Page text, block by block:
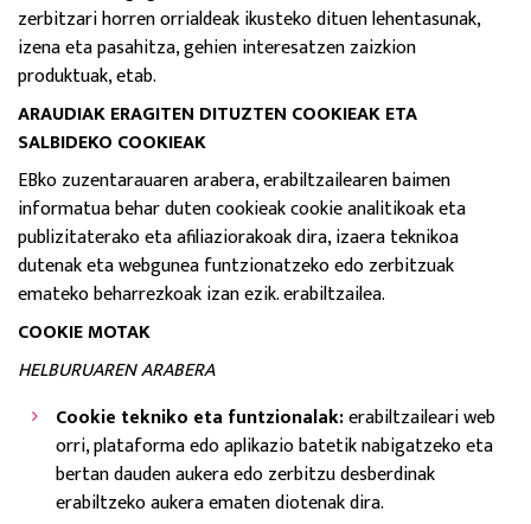
zerbitzari horren orrialdeak ikusteko dituen lehentasunak,
izena eta pasahitza, gehien interesatzen zaizkion
produktuak, etab.
ARAUDIAK ERAGITEN DITUZTEN COOKIEAK ETA
SALBIDEKO COOKIEAK
EBko zuzentarauaren arabera, erabiltzailearen baimen
informatua behar duten cookieak cookie analitikoak eta
publizitaterako eta afiliaziorakoak dira, izaera teknikoa
dutenak eta webgunea funtzionatzeko edo zerbitzuak
emateko beharrezkoak izan ezik. erabiltzailea.
COOKIE MOTAK
HELBURUAREN ARABERA
Cookie tekniko eta funtzionalak:erabiltzaileari web
orri, plataforma edo aplikazio batetik nabigatzeko eta
bertan dauden aukera edo zerbitzu desberdinak
erabiltzeko aukera ematen diotenak dira.